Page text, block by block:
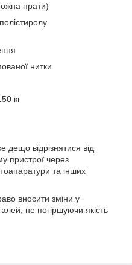
прати)
нитки
кг
дещо відрізнятися від
пристрої через
та інших
вносити зміни у
не погіршуючи якість